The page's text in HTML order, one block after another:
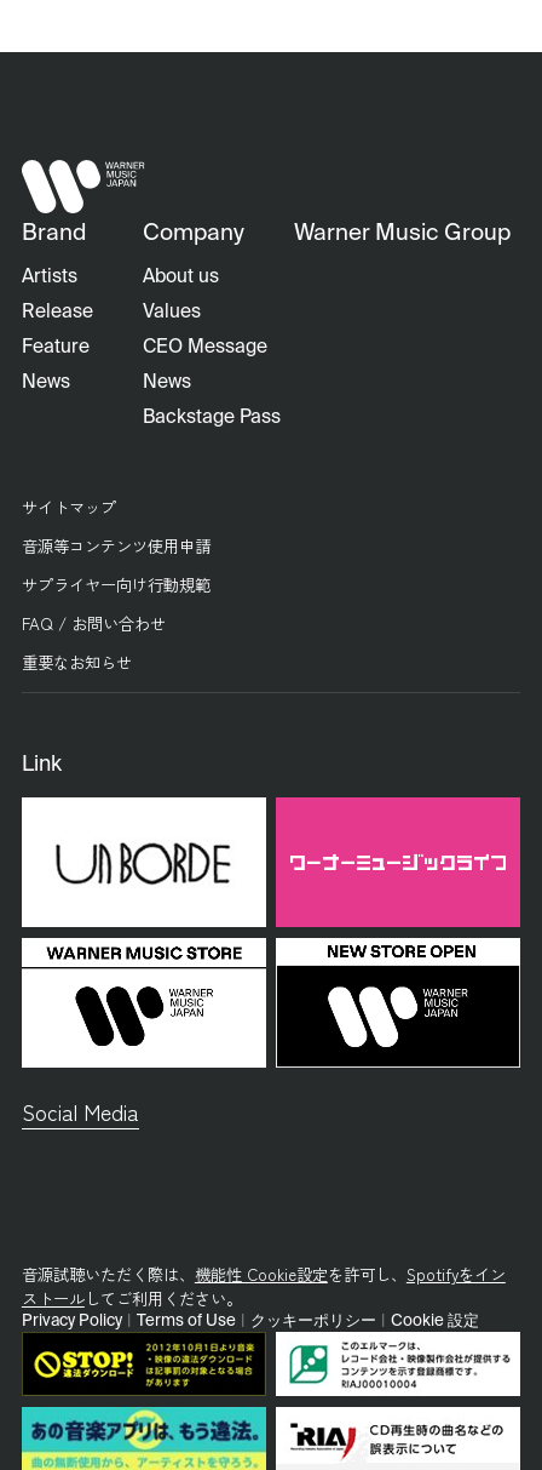
Brand
Artists
Release
Feature
News
Company
About us
Values
CEO Message
News
Backstage Pass
Warner Music Group
サイトマップ
音源等コンテンツ使用申請
サプライヤー向け行動規範
FAQ / お問い合わせ
重要なお知らせ
Link
Social Media
音源試聴いただく際は、 機能性 Cookie設定を許可し、 Spotifyをイン
ストールしてご利用ください。
Privacy Policy Terms of Use クッキーポリシー Cookie 設定